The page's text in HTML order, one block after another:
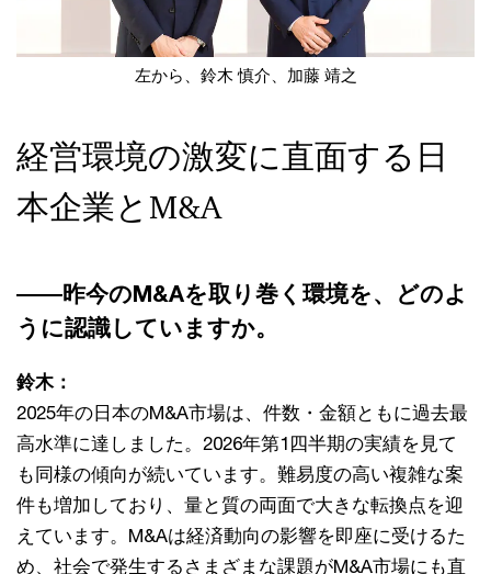
左から、鈴木 慎介、加藤 靖之
経営環境の激変に直面する日
本企業とM&A
――昨今のM&Aを取り巻く環境を、どのよ
うに認識していますか。
鈴木：
2025年の日本のM&A市場は、件数・金額ともに過去最
高水準に達しました。2026年第1四半期の実績を見て
も同様の傾向が続いています。難易度の高い複雑な案
件も増加しており、量と質の両面で大きな転換点を迎
えています。M&Aは経済動向の影響を即座に受けるた
め、社会で発生するさまざまな課題がM&A市場にも直